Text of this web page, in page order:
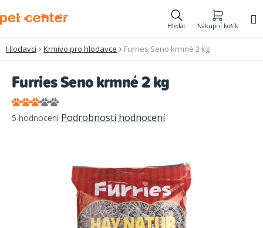
na
Hledat Nákupní košík
Hlodavci Krmivo pro hlodavce Furries Seno krmné 2 kg
Furries Seno krmné 2 kg
Průměrné
hodnocení
5 hodnocení Podrobnosti hodnocení